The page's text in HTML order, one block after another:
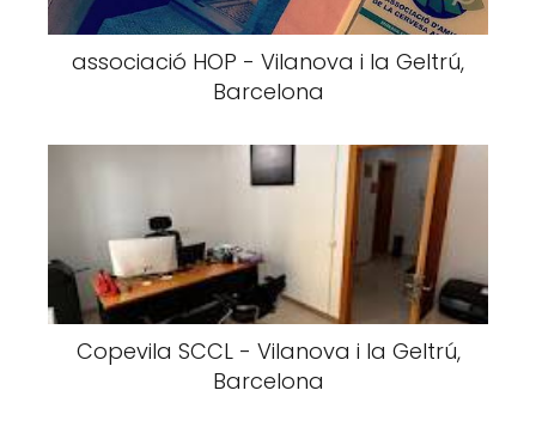
associació HOP - Vilanova i la Geltrú,
Barcelona
Copevila SCCL - Vilanova i la Geltrú,
Barcelona